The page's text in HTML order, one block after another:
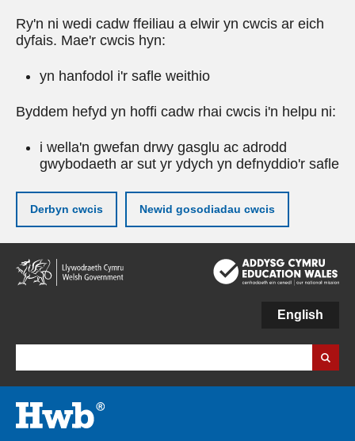
Ry'n ni wedi cadw ffeiliau a elwir yn cwcis ar eich
dyfais. Mae'r cwcis hyn:
yn hanfodol i'r safle weithio
Byddem hefyd yn hoffi cadw rhai cwcis i'n helpu ni:
i wella'n gwefan drwy gasglu ac adrodd
gwybodaeth ar sut yr ydych yn defnyddio'r safle
Derbyn cwcis Newid gosodiadau cwcis
Neidio
i'r
prif
English